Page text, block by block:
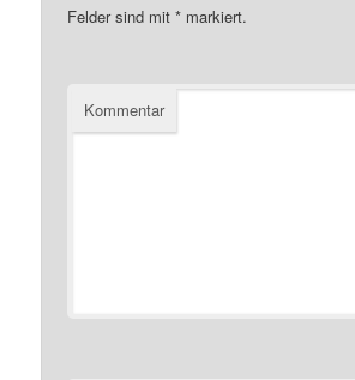
Felder sind mit* markiert.
Kommentar